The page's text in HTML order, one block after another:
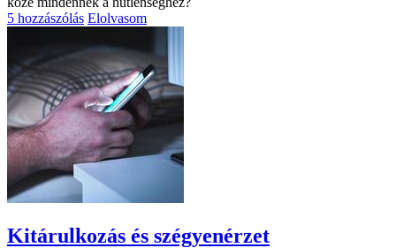
5 hozzászólás Elolvasom
Kitárulkozás és szégyenérzet